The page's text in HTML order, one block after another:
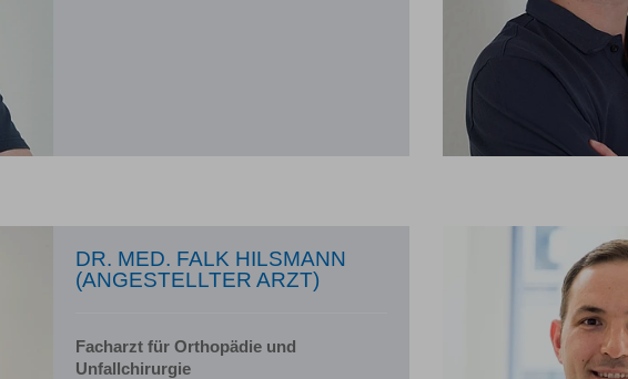
DR. MED. FALK HILSMANN
(ANGESTELLTER ARZT)
Facharzt für Orthopädie und
Unfallchirurgie